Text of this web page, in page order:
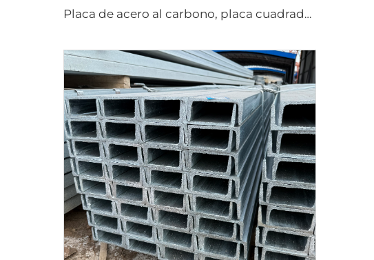
Placa de acero al carbono, placa cuadrada de acero